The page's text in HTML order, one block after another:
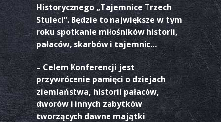
Historycznego „Tajemnice Trzech
Stuleci”. Będzie to największe w tym
roku spotkanie miłośników historii,
pałaców, skarbów i tajemnic…
– Celem Konferencji jest
przywrócenie pamięci o dziejach
ziemiaństwa, historii pałaców,
dworów i innych zabytków
tworzących dawne majątki